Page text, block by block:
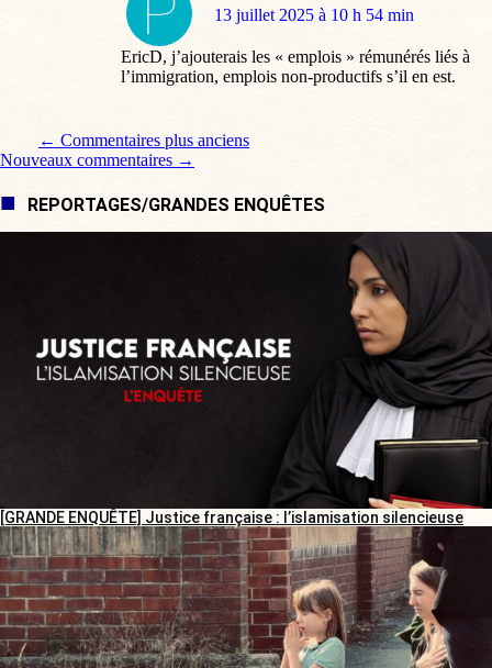
dit
13 juillet 2025 à 10 h 54 min
EricD, j’ajouterais les « emplois » rémunérés liés à
l’immigration, emplois non-productifs s’il en est.
Navigation de commentaire
← Commentaires plus anciens
Nouveaux commentaires →
REPORTAGES/GRANDES ENQUÊTES
[GRANDE ENQUÊTE] Justice française : l’islamisation silencieuse